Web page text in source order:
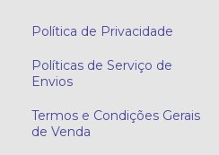
Política de Privacidade
Políticas de Serviço de
Envios
Termos e Condições Gerais
de Venda